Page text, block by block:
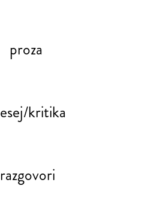
proza
esej/kritika
razgovori